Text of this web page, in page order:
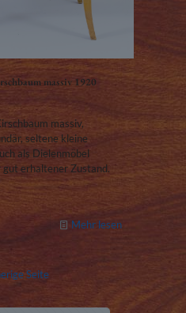
massiv 1920
massiv,
seltene kleine
als Dielenmöbel
gut erhaltener Zustand.
Mehr lesen
Seite